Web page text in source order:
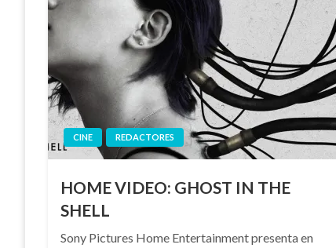
CINE REDACTORES
HOME VIDEO: GHOST IN THE
SHELL
Sony Pictures Home Entertainment presenta en